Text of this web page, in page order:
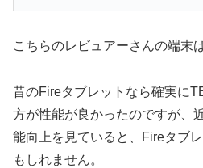
こちらのレビュアーさんの端末
昔のFireタブレットなら確実に
方が性能が良かったのですが、
能向上を見ていると、Fireタブ
もしれません。